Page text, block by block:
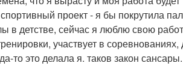
проект - я бы покрутила
в детстве, сейчас я люблю свою
участвует в
то это делала я. таков закон сансары.